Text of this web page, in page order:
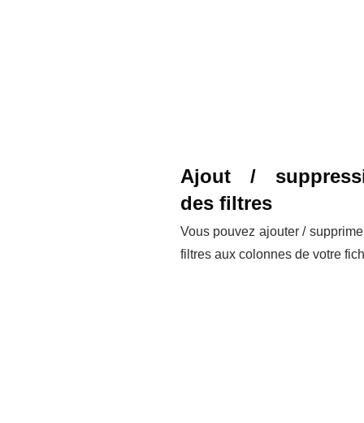
Ajout /
des filtres
Vous pouvez ajouter /
filtres aux colonnes de votre